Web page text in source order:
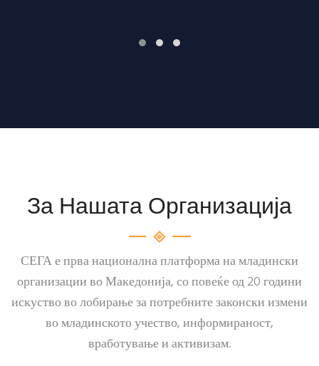
За Нашата Организација
СЕГА е прва национална платформа на младински
организации во Македонија, со повеќе од 20 години
искуство во лобирање за потребните законски измени
во младинското учество, информираност,
вработување и активизам.